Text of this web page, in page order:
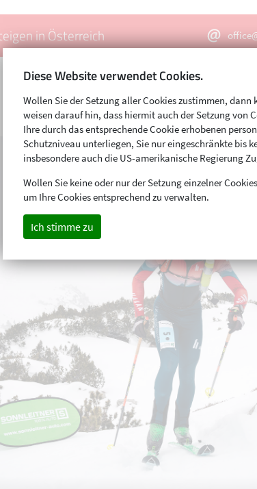
in Österreich
Diese Website verwendet Cookies.
Wollen Sie der Setzung aller Cookies zustimmen,
weisen darauf hin, dass hiermit auch der Setzung von
Ihre durch das entsprechende Cookie erhobenen
Schutzniveau unterliegen, Sie nur eingeschränkte bis
insbesondere auch die US-amerikanische Regierung
Wollen Sie keine oder nur der Setzung einzelner
um Ihre Cookies entsprechend zu verwalten.
Ich stimme zu